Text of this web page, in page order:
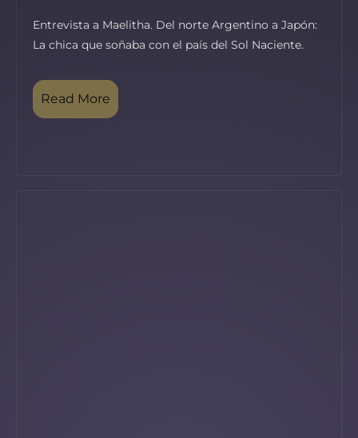
Entrevista a Maelitha. Del norte Argentino a Japón:
La chica que soñaba con el país del Sol Naciente.
Read More